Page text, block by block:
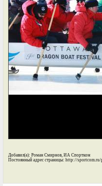
Добавил(а): Роман Смирнов, ИА Спортком
Постоянный адрес страницы: http://